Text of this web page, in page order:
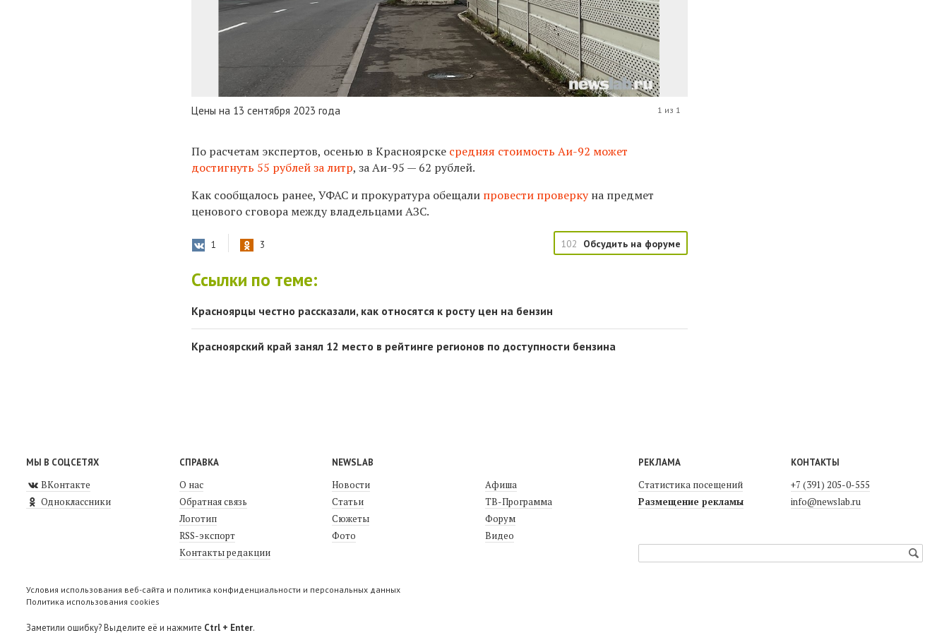
Цены на 13 сентября 2023 года 1 из 1
По расчетам экспертов, осенью в Красноярске средняя стоимость Аи-92 может
достигнуть 55 рублей за литр, за Аи-95 — 62 рублей.
Как сообщалось ранее, УФАС и прокуратура обещали провести проверку на предмет
ценового сговора между владельцами АЗС.
1 3 102 Обсудить на форуме
Ссылки по теме:
Красноярцы честно рассказали, как относятся к росту цен на бензин
Красноярский край занял 12 место в рейтинге регионов по доступности бензина
МЫ В СОЦСЕТЯХ
ВКонтакте
Одноклассники
СПРАВКА
О нас
Обратная связь
Логотип
RSS-экспорт
Контакты редакции
NEWSLAB
Новости
Статьи
Сюжеты
Фото
Афиша
ТВ-Программа
Форум
Видео
РЕКЛАМА
Статистика посещений
Размещение рекламы
КОНТАКТЫ
+7 (391) 205-0-555
info@newslab.ru
Условия использования веб-сайта и политика конфиденциальности и персональных данных
Политика использования cookies
Заметили ошибку? Выделите её и нажмите Ctrl + Enter.